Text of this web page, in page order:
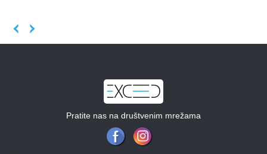
Pratite nas na društvenim mrežama